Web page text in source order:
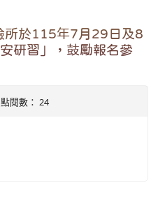
所於115年7月29日及8
研習」，鼓勵報名參
閱數： 24